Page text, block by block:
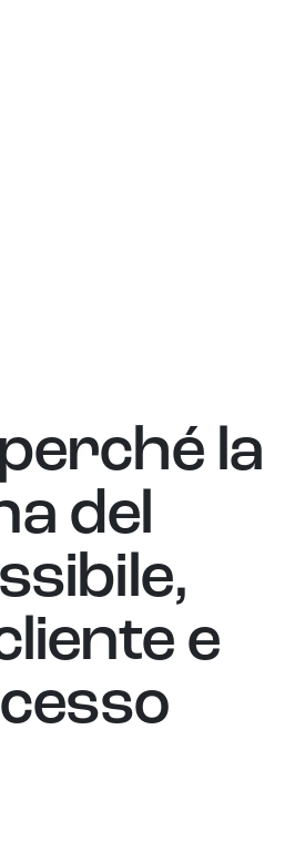
la
del
e